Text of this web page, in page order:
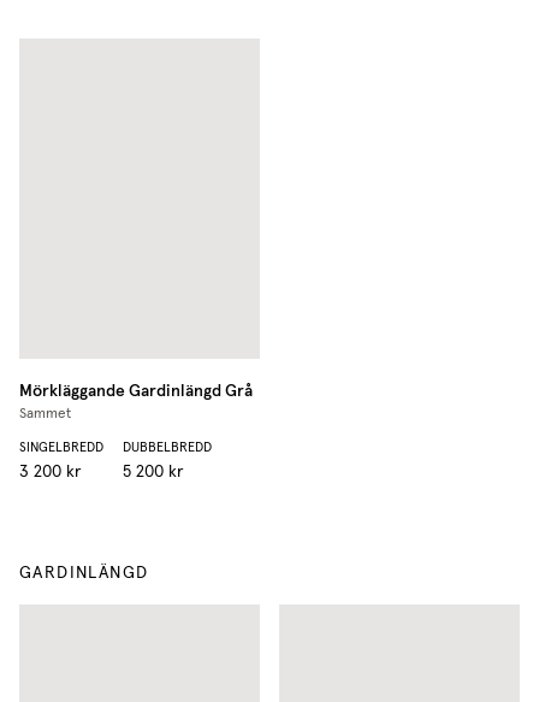
Mörkläggande GardinlängdGrå
Sammet
SINGELBREDD
3 200 kr
DUBBELBREDD
5 200 kr
GARDINLÄNGD